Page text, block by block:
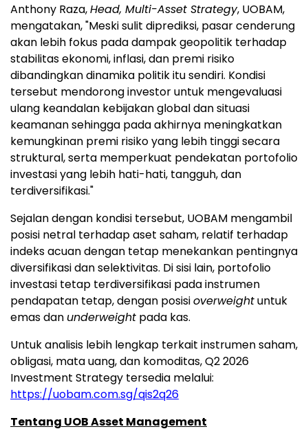
Anthony Raza,Head, Multi-Asset Strategy, UOBAM,
mengatakan, "Meski sulit diprediksi, pasar cenderung
akan lebih fokus pada dampak geopolitik terhadap
stabilitas ekonomi, inflasi, dan premi risiko
dibandingkan dinamika politik itu sendiri. Kondisi
tersebut mendorong investor untuk mengevaluasi
ulang keandalan kebijakan global dan situasi
keamanan sehingga pada akhirnya meningkatkan
kemungkinan premi risiko yang lebih tinggi secara
struktural, serta memperkuat pendekatan portofolio
investasi yang lebih hati-hati, tangguh, dan
terdiversifikasi."
Sejalan dengan kondisi tersebut, UOBAM mengambil
posisi netral terhadap aset saham, relatif terhadap
indeks acuan dengan tetap menekankan pentingnya
diversifikasi dan selektivitas. Di sisi lain, portofolio
investasi tetap terdiversifikasi pada instrumen
pendapatan tetap, dengan posisioverweightuntuk
emas dan underweight pada kas.
Untuk analisis lebih lengkap terkait instrumen saham,
obligasi, mata uang, dan komoditas, Q2 2026
Investment Strategy tersedia melalui:
https://uobam.com.sg/qis2q26
Tentang UOB Asset Management